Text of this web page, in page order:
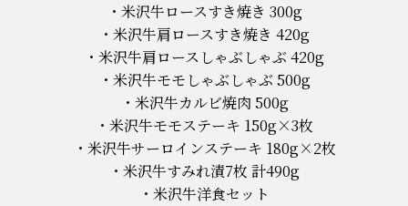
米沢牛ロースすき焼き 300g
米沢牛肩ロースすき焼き 420g
米沢牛肩ロースしゃぶしゃぶ 420g
米沢牛モモしゃぶしゃぶ 500g
米沢牛カルビ焼肉 500g
米沢牛モモステーキ 150g×3枚
米沢牛サーロインステーキ 180g×2枚
米沢牛すみれ漬7枚 計490g
米沢牛洋食セット